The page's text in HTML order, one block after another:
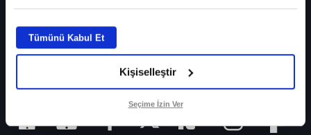
Tümünü Kabul Et
Kişiselleştir
Seçime İzin Ver
Fenerbahçe’de sürpriz ayrılık ihtimali! Devre arasında gelmişti
Fenerbahçe’nin yeni transferi Mason Greenwood için olay sözler!
Galatasaray’da rota yeniden Thiago Almada!